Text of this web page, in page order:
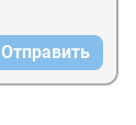
Отправить